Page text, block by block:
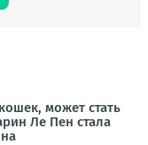
может стать
Ле Пен стала